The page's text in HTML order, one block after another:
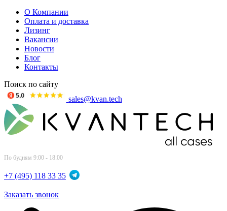
О Компании
Оплата и доставка
Лизинг
Вакансии
Новости
Блог
Контакты
Поиск по сайту
sales@kvan.tech
По будням 9:00 - 18:00
+7 (495) 118 33 35
Заказать звонок